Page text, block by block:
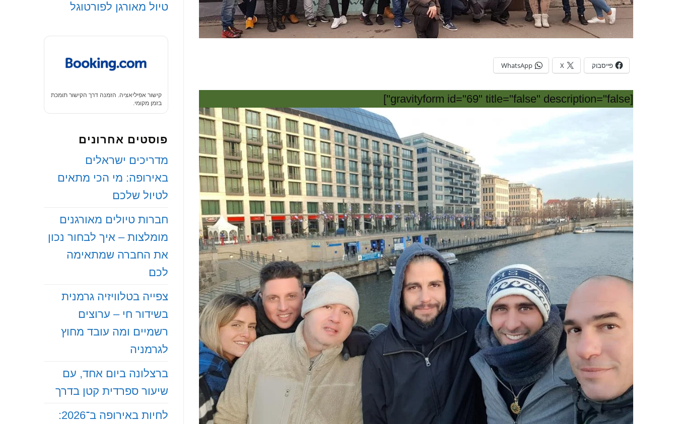
פייסבוק X
WhatsApp
[gravityform id="69" title="false" description="false"]
טיול מאורגן לפורטוגל
קישור אפיליאציה. הזמנה דרך הקישור תומכת
בזמן מקומי.
פוסטים אחרונים
‏מדריכים ישראלים
באירופה: מי הכי מתאים
לטיול שלכם
‏חברות טיולים מאורגנים
מומלצות – איך לבחור נכון
את החברה שמתאימה
לכם
‏צפייה בטלוויזיה גרמנית
בשידור חי – ערוצים
רשמיים ומה עובד מחוץ
לגרמניה
‏ברצלונה ביום אחד, עם
שיעור ספרדית קטן בדרך
‏לחיות באירופה ב־2026: